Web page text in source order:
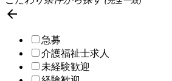

急募
介護福祉士求人
未経験歓迎